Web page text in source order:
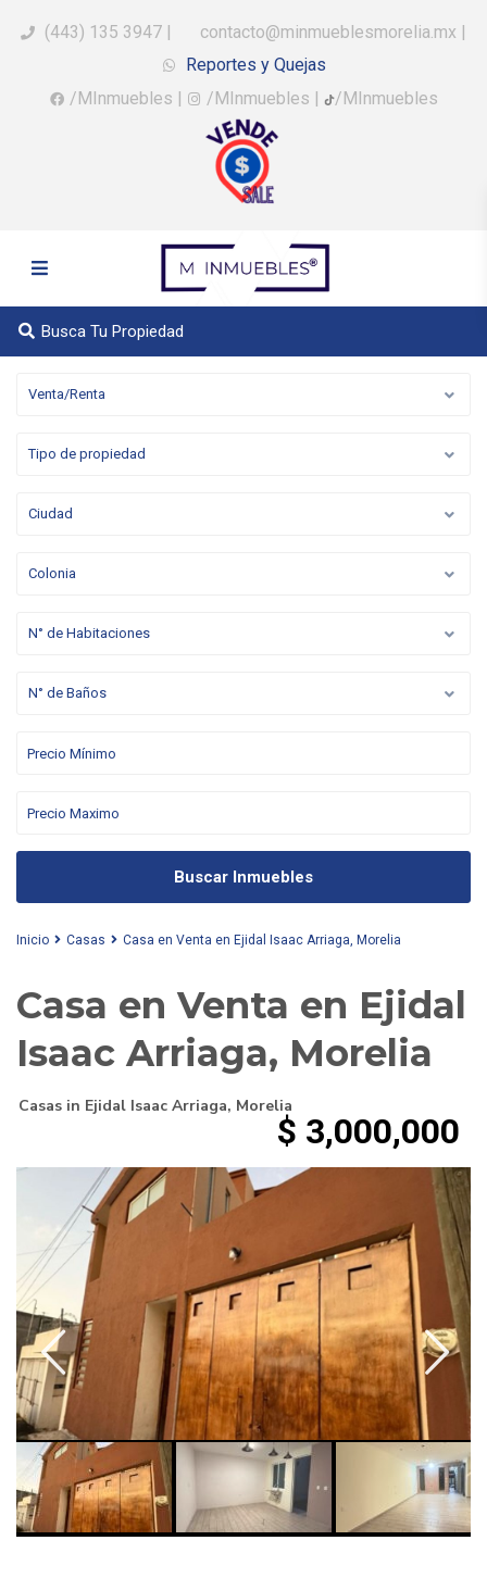
(443) 135 3947 | contacto@minmueblesmorelia.mx |
Reportes y Quejas
/MInmuebles | /MInmuebles | /MInmuebles
Busca Tu Propiedad
Venta/Renta
Tipo de propiedad
Ciudad
Colonia
N° de Habitaciones
N° de Baños
Buscar Inmuebles
Inicio Casas Casa en Venta en Ejidal Isaac Arriaga, Morelia
Casa en Venta en Ejidal
Isaac Arriaga, Morelia
Casas in Ejidal Isaac Arriaga, Morelia
$ 3,000,000